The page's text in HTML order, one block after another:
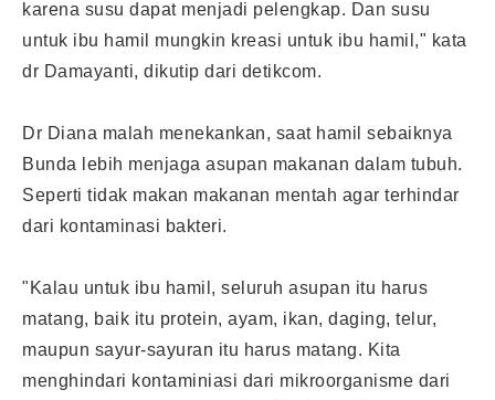
karena susu dapat menjadi pelengkap. Dan susu
untuk ibu hamil mungkin kreasi untuk ibu hamil," kata
dr Damayanti, dikutip dari detikcom.
Dr Diana malah menekankan, saat hamil sebaiknya
Bunda lebih menjaga asupan makanan dalam tubuh.
Seperti tidak makan makanan mentah agar terhindar
dari kontaminasi bakteri.
"Kalau untuk ibu hamil, seluruh asupan itu harus
matang, baik itu protein, ayam, ikan, daging, telur,
maupun sayur-sayuran itu harus matang. Kita
menghindari kontaminiasi dari mikroorganisme dari